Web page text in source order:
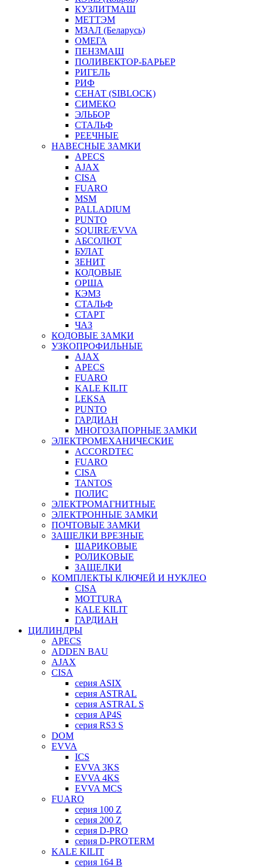
КУЗЛИТМАШ
МЕТТЭМ
МЗАЛ (Беларусь)
ОМЕГА
ПЕНЗМАШ
ПОЛИВЕКТОР-БАРЬЕР
РИГЕЛЬ
РИФ
СЕНАТ (SIBLOCK)
СИМЕКО
ЭЛЬБОР
СТАЛЬФ
РЕЕЧНЫЕ
НАВЕСНЫЕ ЗАМКИ
APECS
AJAX
CISA
FUARO
MSM
PALLADIUM
PUNTO
SQUIRE/EVVA
АБСОЛЮТ
БУЛАТ
ЗЕНИТ
КОДОВЫЕ
ОРША
КЭМЗ
СТАЛЬФ
СТАРТ
ЧАЗ
КОДОВЫЕ ЗАМКИ
УЗКОПРОФИЛЬНЫЕ
AJAX
APECS
FUARO
KALE KILIT
LEKSA
PUNTO
ГАРДИАН
МНОГОЗАПОРНЫЕ ЗАМКИ
ЭЛЕКТРОМЕХАНИЧЕСКИЕ
ACCORDTEC
FUARO
CISA
TANTOS
ПОЛИС
ЭЛЕКТРОМАГНИТНЫЕ
ЭЛЕКТРОННЫЕ ЗАМКИ
ПОЧТОВЫЕ ЗАМКИ
ЗАЩЕЛКИ ВРЕЗНЫЕ
ШАРИКОВЫЕ
РОЛИКОВЫЕ
ЗАЩЕЛКИ
КОМПЛЕКТЫ КЛЮЧЕЙ И НУКЛЕО
CISA
MOTTURA
KALE KILIT
ГАРДИАН
ЦИЛИНДРЫ
APECS
ADDEN BAU
AJAX
CISA
серия ASIX
серия ASTRAL
серия ASTRAL S
серия AP4S
серия RS3 S
DOM
EVVA
ICS
EVVA 3KS
EVVA 4KS
EVVA MCS
FUARO
серия 100 Z
серия 200 Z
серия D-PRO
серия D-PROTERM
KALE KILIT
серия 164 B